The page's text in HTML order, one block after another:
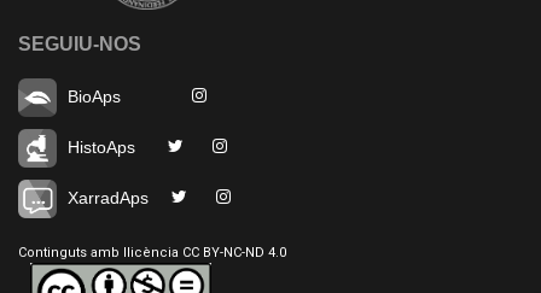
SEGUIU-NOS
BioAps
HistoAps
XarradAps
Continguts amb llicència CC BY-NC-ND 4.0